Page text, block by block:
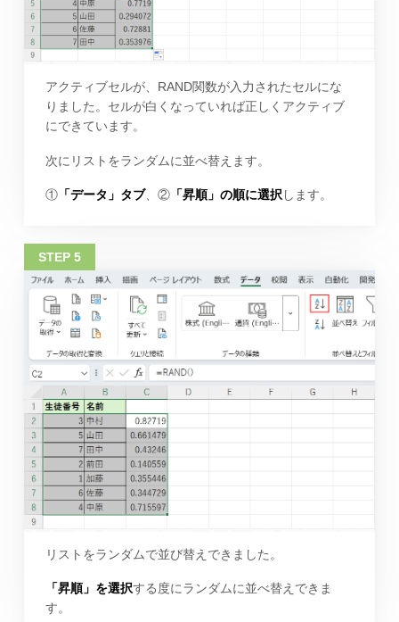
アクティブセルが、RAND関数が入力されたセルにな
りました。セルが白くなっていれば正しくアクティブ
にできています。
次にリストをランダムに並べ替えます。
①「データ」タブ、②「昇順」の順に選択します。
リストをランダムで並び替えできました。
「昇順」を選択する度にランダムに並べ替えできま
す。